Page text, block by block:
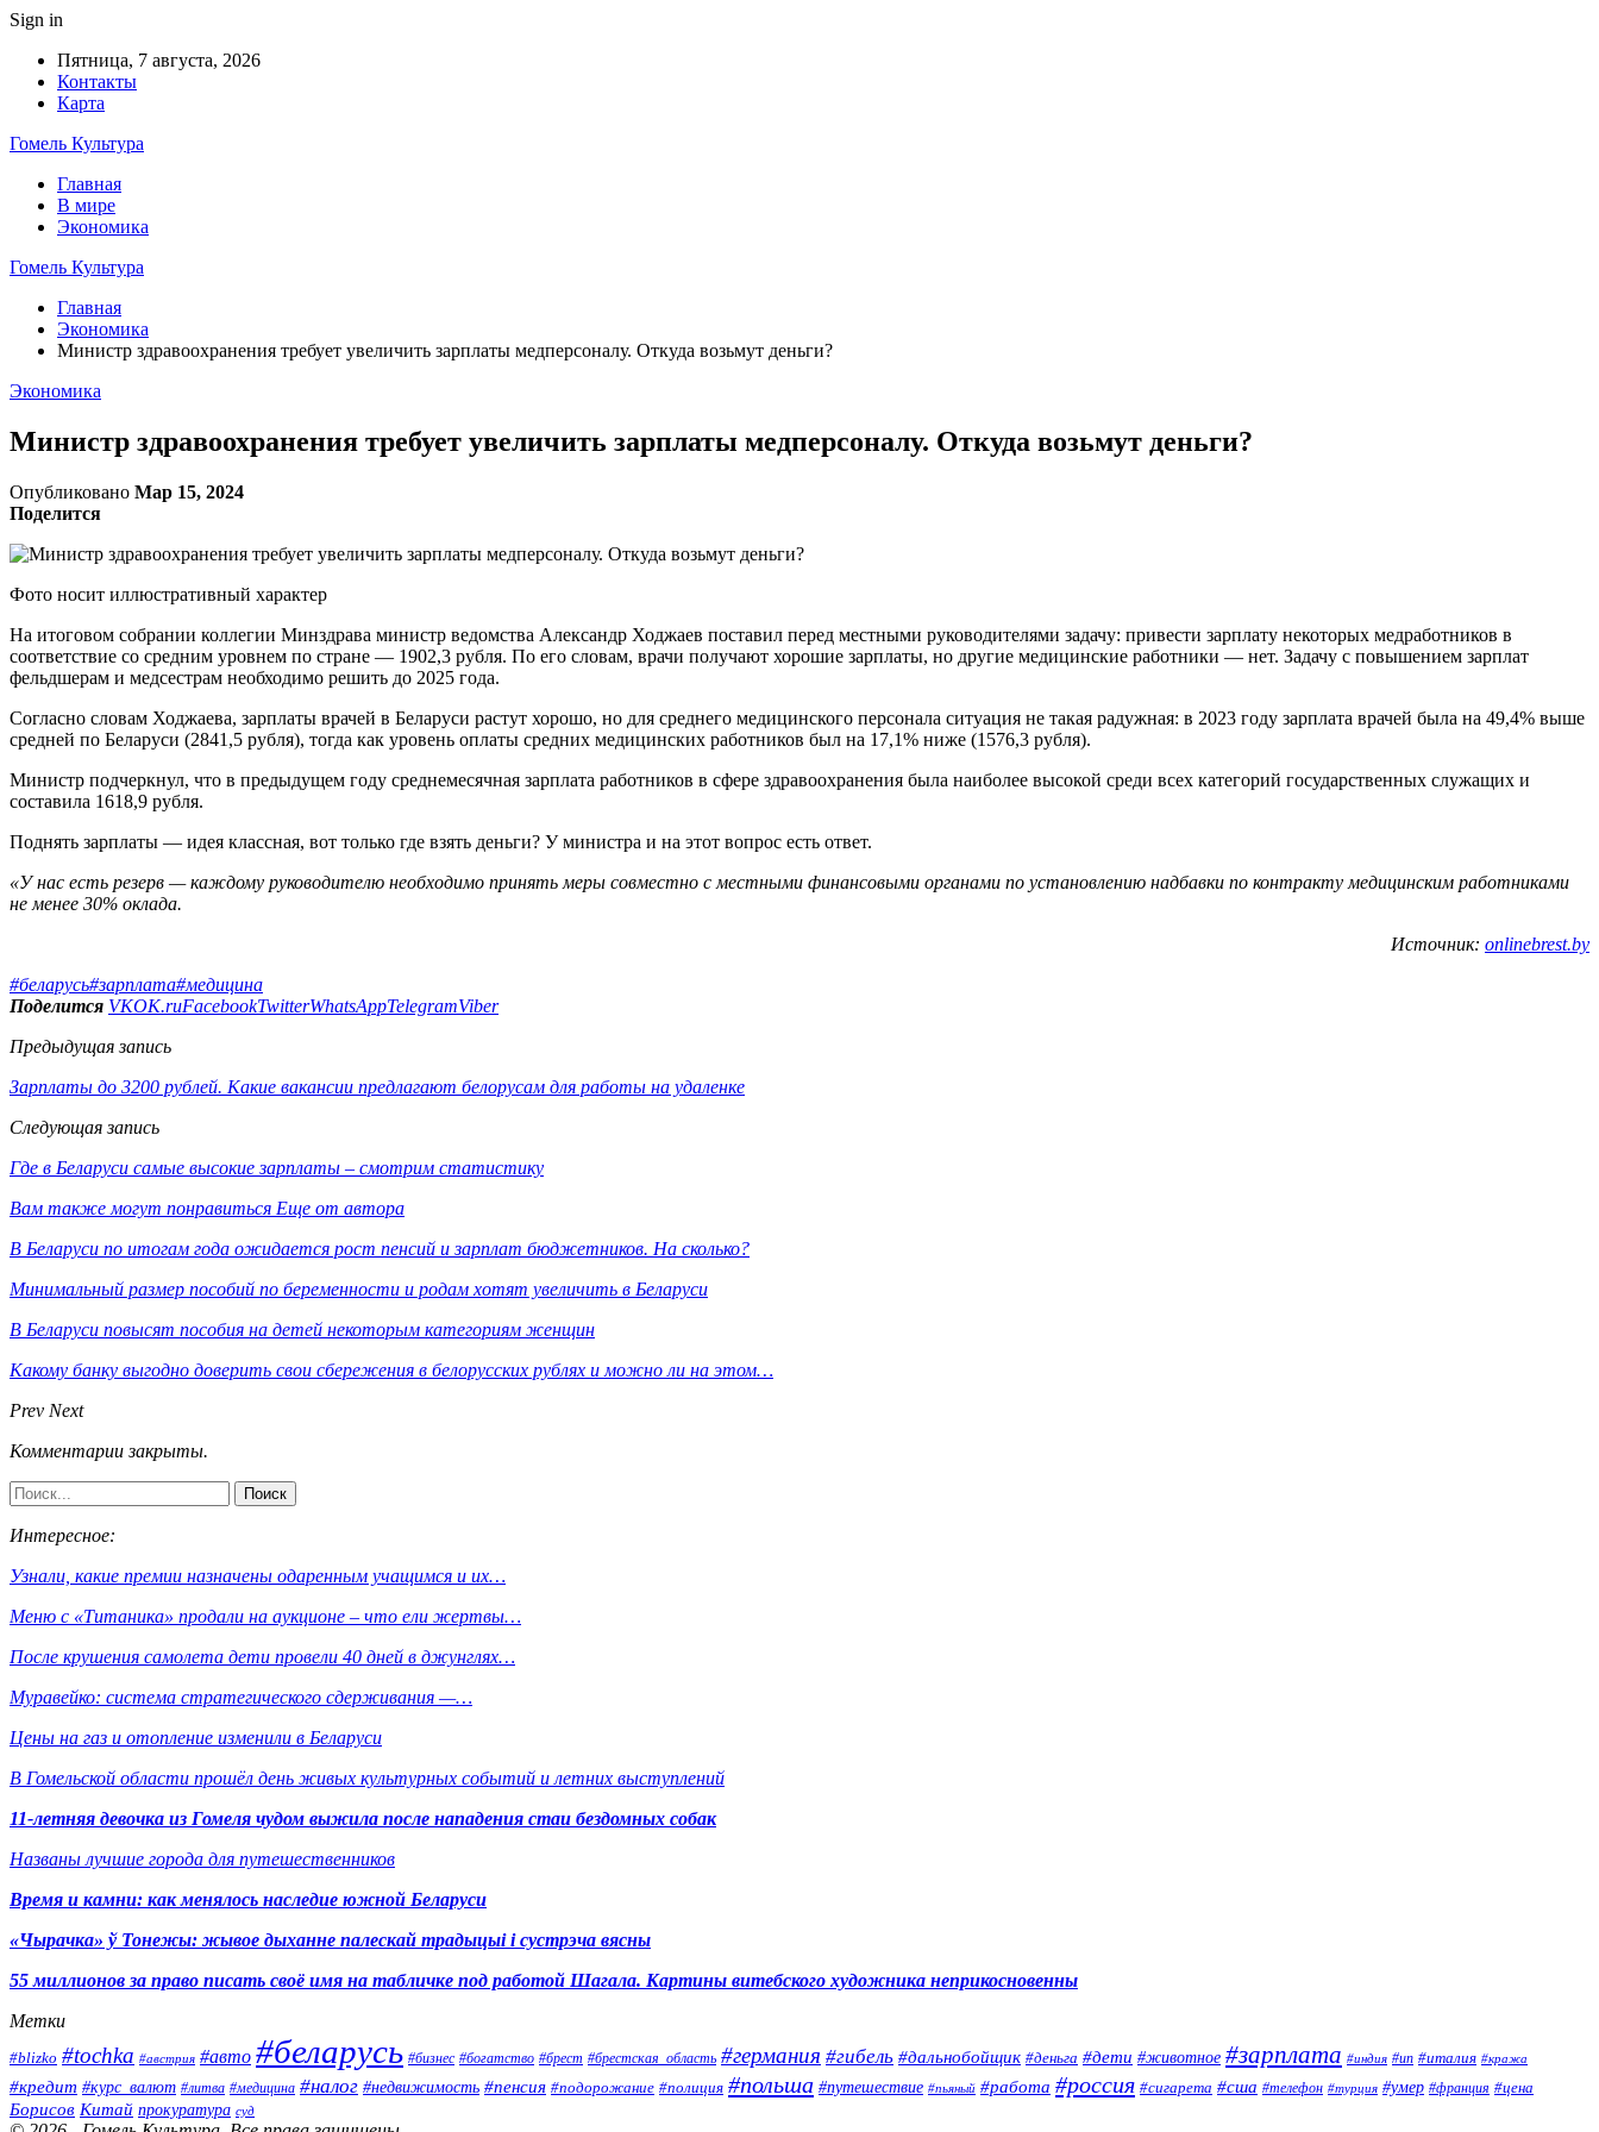
Sign in
Пятница, 7 августа, 2026
Контакты
Карта
Гомель Культура
Главная
В мире
Экономика
Гомель Культура
Главная
Экономика
Министр здравоохранения требует увеличить зарплаты медперсоналу. Откуда возьмут деньги?
Экономика
Министр здравоохранения требует увеличить зарплаты медперсоналу. Откуда возьмут деньги?
Опубликовано Мар 15, 2024
Поделится
Фото носит иллюстративный характер
На итоговом собрании коллегии Минздрава министр ведомства Александр Ходжаев поставил перед местными руководителями задачу: привести зарплату некоторых медработников в
соответствие со средним уровнем по стране — 1902,3 рубля. По его словам, врачи получают хорошие зарплаты, но другие медицинские работники — нет. Задачу с повышением зарплат
фельдшерам и медсестрам необходимо решить до 2025 года.
Согласно словам Ходжаева, зарплаты врачей в Беларуси растут хорошо, но для среднего медицинского персонала ситуация не такая радужная: в 2023 году зарплата врачей была на 49,4% выше
средней по Беларуси (2841,5 рубля), тогда как уровень оплаты средних медицинских работников был на 17,1% ниже (1576,3 рубля).
Министр подчеркнул, что в предыдущем году среднемесячная зарплата работников в сфере здравоохранения была наиболее высокой среди всех категорий государственных служащих и
составила 1618,9 рубля.
Поднять зарплаты — идея классная, вот только где взять деньги? У министра и на этот вопрос есть ответ.
«У нас есть резерв — каждому руководителю необходимо принять меры совместно с местными финансовыми органами по установлению надбавки по контракту медицинским работниками
не менее 30% оклада.
Источник: onlinebrest.by
#беларусь#зарплата#медицина
Поделится VKOK.ruFacebookTwitterWhatsAppTelegramViber
Предыдущая запись
Зарплаты до 3200 рублей. Какие вакансии предлагают белорусам для работы на удаленке
Следующая запись
Где в Беларуси самые высокие зарплаты – смотрим статистику
Вам также могут понравиться Еще от автора
В Беларуси по итогам года ожидается рост пенсий и зарплат бюджетников. На сколько?
Минимальный размер пособий по беременности и родам хотят увеличить в Беларуси
В Беларуси повысят пособия на детей некоторым категориям женщин
Какому банку выгодно доверить свои сбережения в белорусских рублях и можно ли на этом…
Prev Next
Комментарии закрыты.
Интересное:
Узнали, какие премии назначены одаренным учащимся и их…
Меню с «Титаника» продали на аукционе – что ели жертвы…
После крушения самолета дети провели 40 дней в джунглях…
Муравейко: система стратегического сдерживания —…
Цены на газ и отопление изменили в Беларуси
В Гомельской области прошёл день живых культурных событий и летних выступлений
11-летняя девочка из Гомеля чудом выжила после нападения стаи бездомных собак
Названы лучшие города для путешественников
Время и камни: как менялось наследие южной Беларуси
«Чырачка» ў Тонежы: жывое дыханне палескай традыцыі і сустрэча вясны
55 миллионов за право писать своё имя на табличке под работой Шагала. Картины витебского художника неприкосновенны
Метки
#blizko #tochka #австрия #авто #беларусь #бизнес #богатство #брест #брестская_область #германия #гибель #дальнобойщик #деньга #дети #животное #зарплата #индия #ип #италия #кража
#кредит #курс_валют #литва #медицина #налог #недвижимость #пенсия #подорожание #полиция #польша #путешествие #пьяный #работа #россия #сигарета #сша #телефон #турция #умер #франция #цена
Борисов Китай прокуратура суд